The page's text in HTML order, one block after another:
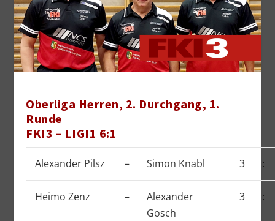
Oberliga Herren, 2. Durchgang, 1.
Runde
FKI3 – LIGI1 6:1
Alexander Pilsz – Simon Knabl 3 :
Heimo Zenz –
Alexander
Gosch
3 :